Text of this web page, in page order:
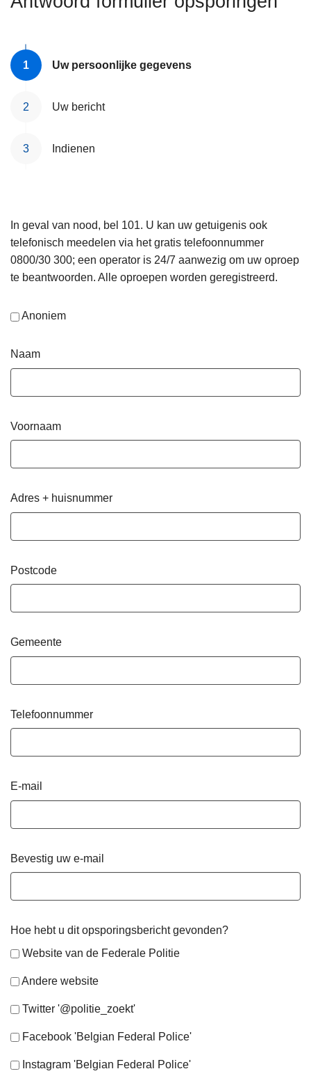
Uw persoonlijke gegevens
Uw bericht
Indienen
In geval van nood, bel 101. U kan uw getuigenis ook
telefonisch meedelen via het gratis telefoonnummer
0800/30 300; een operator is 24/7 aanwezig om uw oproep
te beantwoorden. Alle oproepen worden geregistreerd.
Anoniem
Naam
Voornaam
Adres + huisnummer
Postcode
Gemeente
Telefoonnummer
E-mail
Bevestig uw e-mail
Hoe hebt u dit opsporingsbericht gevonden?
Website van de Federale Politie
Andere website
Twitter '@politie_zoekt'
Facebook 'Belgian Federal Police'
Instagram 'Belgian Federal Police'